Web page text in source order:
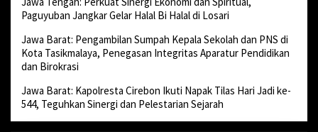
Paguyuban Jangkar Gelar Halal Bi Halal di Losari
Jawa Barat: Pengambilan Sumpah Kepala Sekolah dan PNS di
Kota Tasikmalaya, Penegasan Integritas Aparatur Pendidikan
dan Birokrasi
Jawa Barat: Kapolresta Cirebon Ikuti Napak Tilas Hari Jadi ke-
544, Teguhkan Sinergi dan Pelestarian Sejarah